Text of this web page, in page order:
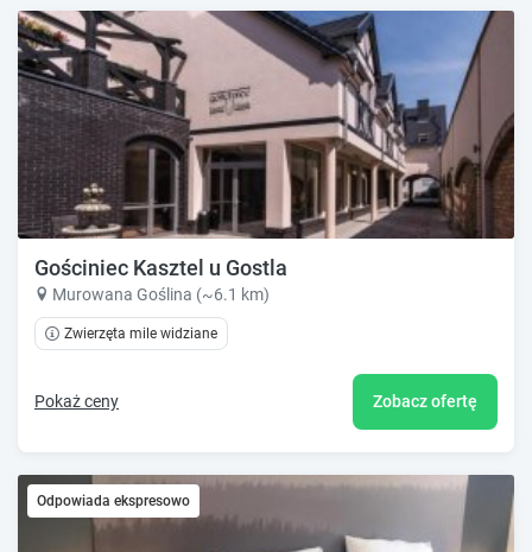
Gościniec Kasztel u Gostla
Murowana Goślina (~6.1 km)
Zwierzęta mile widziane
Pokaż ceny Zobacz ofertę
Odpowiada ekspresowo